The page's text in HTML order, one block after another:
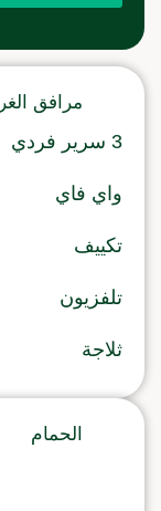
مرافق
3 سرير فردي
واي فاي
تكييف
تلفزيون
ثلاجة
الحمام